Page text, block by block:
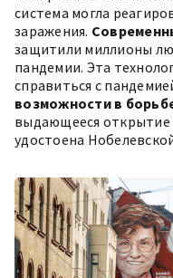
система могла
заражения.
защитили миллионы
пандемии. Эта
справиться с
возможности в
выдающееся
удостоена